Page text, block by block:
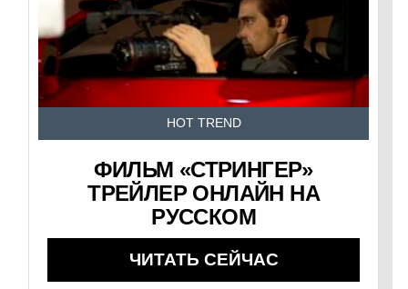
HOT TREND
ФИЛЬМ «СТРИНГЕР»
ТРЕЙЛЕР ОНЛАЙН НА
РУССКОМ
ЧИТАТЬ СЕЙЧАС